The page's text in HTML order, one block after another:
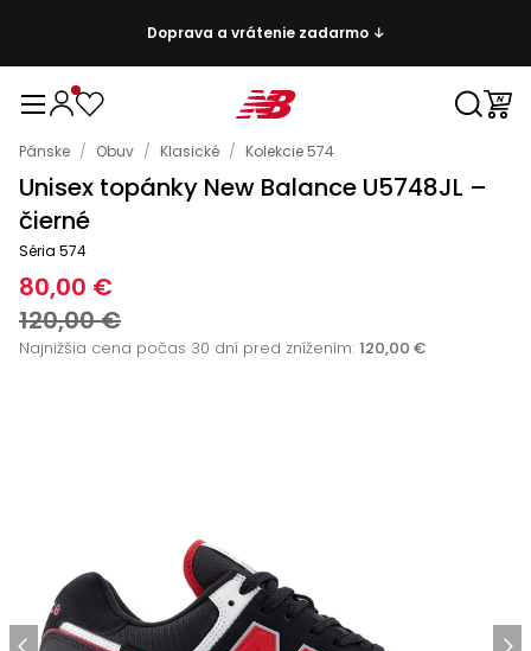
Doprava a vrátenie zadarmo ↓
Pánske / Obuv / Klasické / Kolekcie 574
Unisex topánky New Balance U5748JL –
čierné
Séria 574
80,00 €
120,00 €
Najnižšia cena počas 30 dní pred znížením: 120,00 €